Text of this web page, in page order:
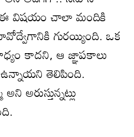
విషయం చాలా మందికి
గురయ్యింది. ఒక
కాదని, ఆ జ్ఞాపకాలు
ఉన్నాయని తెలిపింది.
అరుస్తున్నట్లు